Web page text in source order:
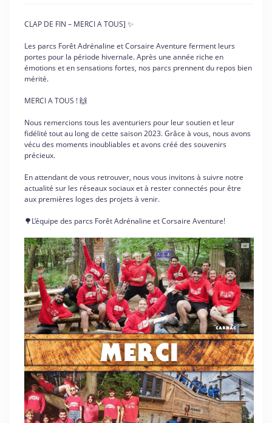
CLAP DE FIN – MERCI A TOUS] ✨
Les parcs Forêt Adrénaline et Corsaire Aventure ferment leurs
portes pour la période hivernale. Après une année riche en
émotions et en sensations fortes, nos parcs prennent du repos bien
mérité.
MERCI A TOUS ! 🙌
Nous remercions tous les aventuriers pour leur soutien et leur
fidélité tout au long de cette saison 2023. Grâce à vous, nous avons
vécu des moments inoubliables et avons créé des souvenirs
précieux.
En attendant de vous retrouver, nous vous invitons à suivre notre
actualité sur les réseaux sociaux et à rester connectés pour être
aux premières loges des projets à venir.
🌳L’équipe des parcs Forêt Adrénaline et Corsaire Aventure!